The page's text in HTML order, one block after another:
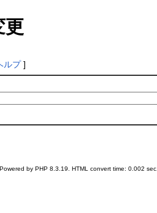
更
ルプ]
by PHP 8.3.19. HTML convert time: 0.002 sec.